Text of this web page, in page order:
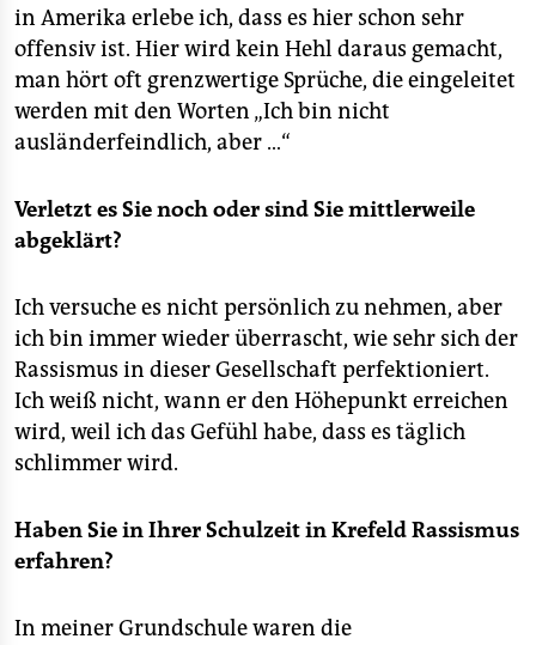
in Amerika erlebe ich, dass es hier schon sehr
offensiv ist. Hier wird kein Hehl daraus gemacht,
man hört oft grenzwertige Sprüche, die eingeleitet
werden mit den Worten „Ich bin nicht
ausländerfeindlich, aber …“
Verletzt es Sie noch oder sind Sie mittlerweile
abgeklärt?
Ich versuche es nicht persönlich zu nehmen, aber
ich bin immer wieder überrascht, wie sehr sich der
Rassismus in dieser Gesellschaft perfektioniert.
Ich weiß nicht, wann er den Höhepunkt erreichen
wird, weil ich das Gefühl habe, dass es täglich
schlimmer wird.
Haben Sie in Ihrer Schulzeit in Krefeld Rassismus
erfahren?
In meiner Grundschule waren die